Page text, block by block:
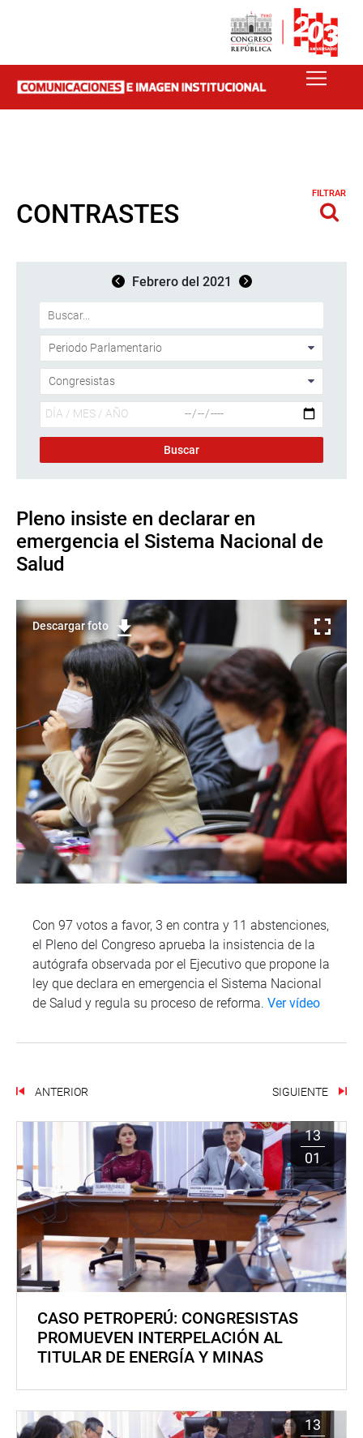
CONTRASTES
FILTRAR
Febrero del 2021
Pleno insiste en declarar en
emergencia el Sistema Nacional de
Salud
Descargar foto
Con 97 votos a favor, 3 en contra y 11 abstenciones,
el Pleno del Congreso aprueba la insistencia de la
autógrafa observada por el Ejecutivo que propone la
ley que declara en emergencia el Sistema Nacional
de Salud y regula su proceso de reforma. Ver vídeo
ANTERIOR SIGUIENTE
13
01
CASO PETROPERÚ: CONGRESISTAS
PROMUEVEN INTERPELACIÓN AL
TITULAR DE ENERGÍA Y MINAS
13